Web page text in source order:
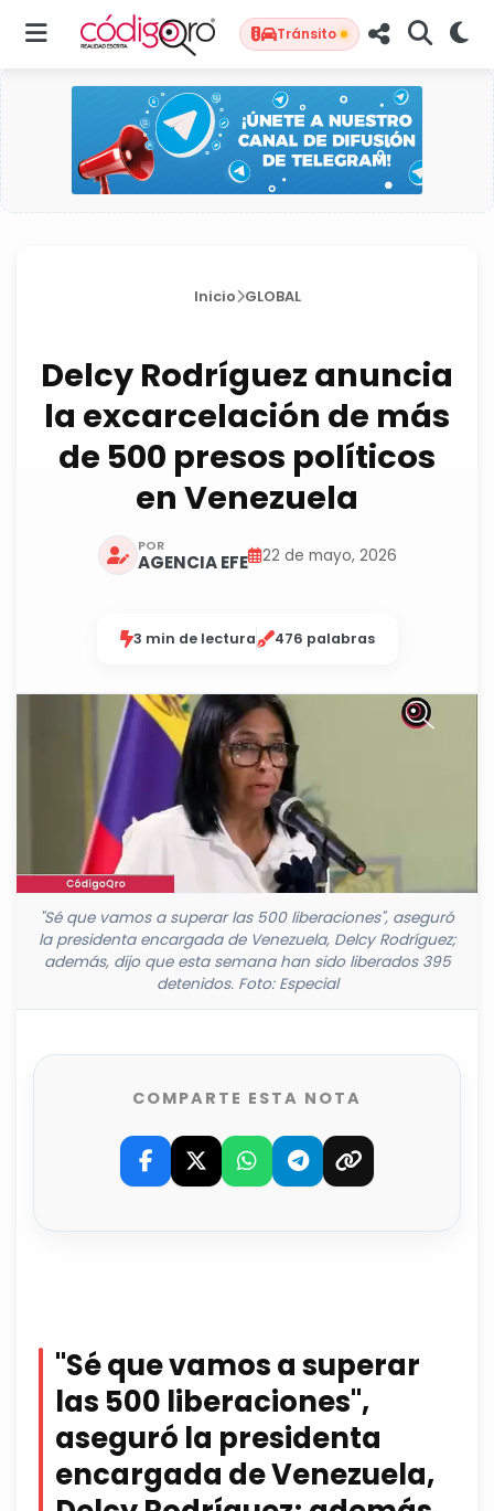
Tránsito
Inicio GLOBAL
Delcy Rodríguez anuncia
la excarcelación de más
de 500 presos políticos
en Venezuela
POR
AGENCIA EFE 22 de mayo, 2026
3 min de lectura 476 palabras
"Sé que vamos a superar las 500 liberaciones", aseguró
la presidenta encargada de Venezuela, Delcy Rodríguez;
además, dijo que esta semana han sido liberados 395
detenidos. Foto: Especial
COMPARTE ESTA NOTA
"Sé que vamos a superar
las 500 liberaciones",
aseguró la presidenta
encargada de Venezuela,